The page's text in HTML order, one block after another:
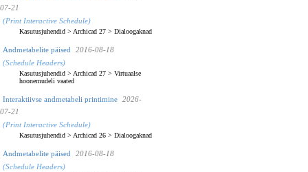
07-21
(Print Interactive Schedule)
Kasutusjuhendid > Archicad 27 > Dialoogaknad
Andmetabelite päised
2016-08-18
(Schedule Headers)
Kasutusjuhendid > Archicad 27 > Virtuaalse
hoonemudeli vaated
Interaktiivse andmetabeli printimine
2026-
07-21
(Print Interactive Schedule)
Kasutusjuhendid > Archicad 26 > Dialoogaknad
Andmetabelite päised
2016-08-18
(Schedule Headers)